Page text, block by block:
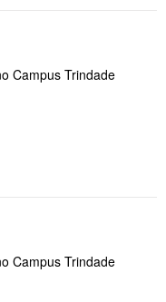
Campus Trindade
Campus Trindade